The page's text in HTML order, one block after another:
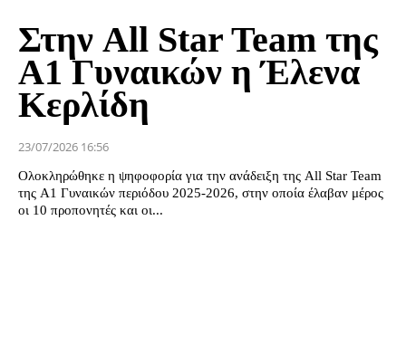
Στην All Star Team της
Α1 Γυναικών η Έλενα
Κερλίδη
23/07/2026 16:56
Ολοκληρώθηκε η ψηφοφορία για την ανάδειξη της All Star Team
της Α1 Γυναικών περιόδου 2025-2026, στην οποία έλαβαν μέρος
οι 10 προπονητές και οι...